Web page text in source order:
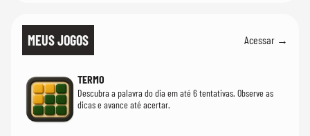
MEUS JOGOS Acessar →
TERMO
Descubra a palavra do dia em até 6 tentativas. Observe as
dicas e avance até acertar.